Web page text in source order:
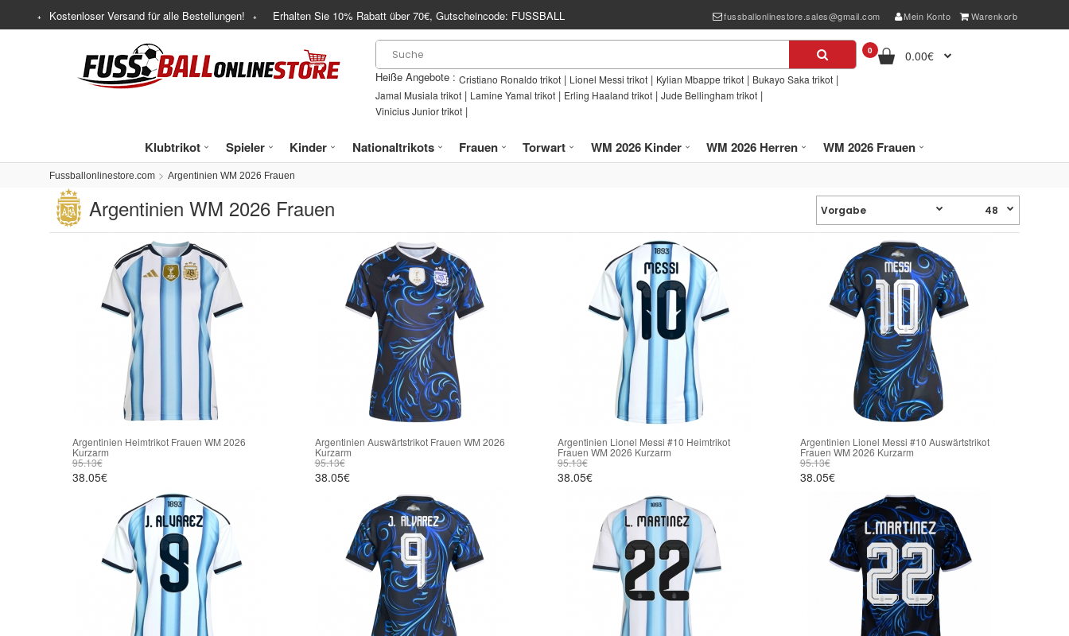
Kostenloser Versand für alle Bestellungen! Erhalten Sie 10% Rabatt über70€, Gutscheincode: FUSSBALL fussballonlinestore.sales@gmail.com Mein Konto Warenkorb
Heiße Angebote : Cristiano Ronaldo trikot | Lionel Messi trikot | Kylian Mbappe trikot | Bukayo Saka trikot |
Jamal Musiala trikot | Lamine Yamal trikot | Erling Haaland trikot | Jude Bellingham trikot |
Vinicius Junior trikot |
0 0.00€
Klubtrikot Spieler Kinder Nationaltrikots Frauen Torwart WM 2026 Kinder WM 2026 Herren WM 2026 Frauen
Fussballonlinestore.com Argentinien WM 2026 Frauen
Argentinien WM 2026 Frauen
Argentinien Heimtrikot Frauen WM 2026
Kurzarm
95.13€
38.05€
Argentinien Auswärtstrikot Frauen WM 2026
Kurzarm
95.13€
38.05€
Argentinien Lionel Messi #10 Heimtrikot
Frauen WM 2026 Kurzarm
95.13€
38.05€
Argentinien Lionel Messi #10 Auswärtstrikot
Frauen WM 2026 Kurzarm
95.13€
38.05€